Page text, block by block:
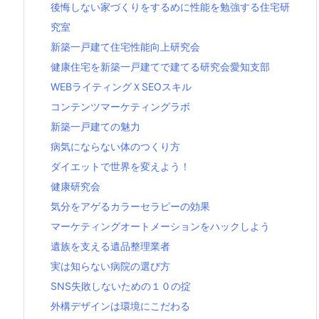
後悔しない家づくりをするめに性能を勉強する住宅研
究室
新築一戸建て住宅性能向上研究会
健康住宅を新築一戸建てで建てる研究会愛知支部
WEBライティングＸSEOスキル
コンテンツマーケティングラボ
新築一戸建ての魅力
病気にならない体のつくり方
ダイエットで世界を変えよう！
健康研究会
気分をアゲるカラーセラピーの効果
マーケティングオートメーションをハックしよう
遺族を支える遺品整理業者
実は知らない病院の選び方
SNS失敗しないための１０の掟
外構デザインは環境にこだわる